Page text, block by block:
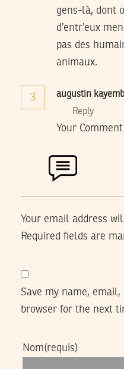
gens-là, dont
d’entr’eux
pas des
animaux.
3 augustin
Reply
Your
Your email address
Required fields are
Save my name,
browser for the next
Nom(requis)